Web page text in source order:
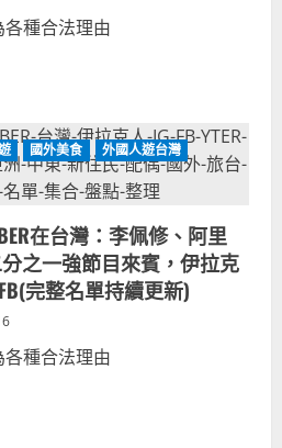
種合法理由
國外美食
外國人遊台灣
在台灣：李佩修、阿里
分之一強節目來賓，伊拉克
完整名單持續更新)
種合法理由